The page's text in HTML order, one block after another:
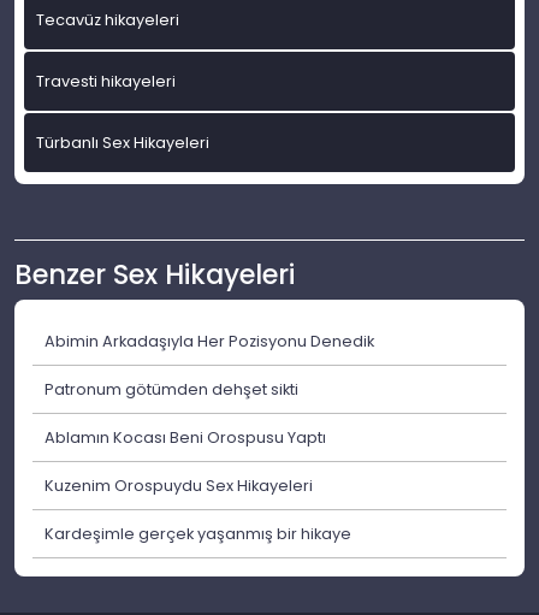
Tecavüz hikayeleri
Travesti hikayeleri
Türbanlı Sex Hikayeleri
Benzer Sex Hikayeleri
Abimin Arkadaşıyla Her Pozisyonu Denedik
Patronum götümden dehşet sikti
Ablamın Kocası Beni Orospusu Yaptı
Kuzenim Orospuydu Sex Hikayeleri
Kardeşimle gerçek yaşanmış bir hikaye